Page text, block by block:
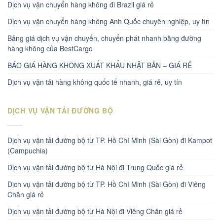
Dịch vụ vận chuyển hàng không đi Brazil giá rẻ
Dịch vụ vận chuyển hàng không Anh Quốc chuyên nghiệp, uy tín
Bảng giá dịch vụ vận chuyển, chuyển phát nhanh bằng đường
hàng không của BestCargo
BÁO GIÁ HÀNG KHÔNG XUẤT KHẨU NHẬT BẢN – GIÁ RẺ
Dịch vụ vận tải hàng không quốc tế nhanh, giá rẻ, uy tín
DỊCH VỤ VẬN TẢI ĐƯỜNG BỘ
Dịch vụ vận tải đường bộ từ TP. Hồ Chí Minh (Sài Gòn) đi Kampot
(Campuchia)
Dịch vụ vận tải đường bộ từ Hà Nội đi Trung Quốc giá rẻ
Dịch vụ vận tải đường bộ từ TP. Hồ Chí Minh (Sài Gòn) đi Viêng
Chăn giá rẻ
Dịch vụ vận tải đường bộ từ Hà Nội đi Viêng Chăn giá rẻ